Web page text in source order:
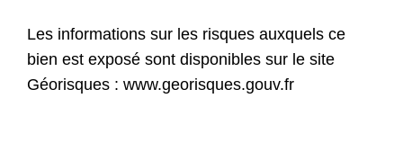
Les informations sur les risques auxquels ce
bien est exposé sont disponibles sur le site
Géorisques : www.georisques.gouv.fr